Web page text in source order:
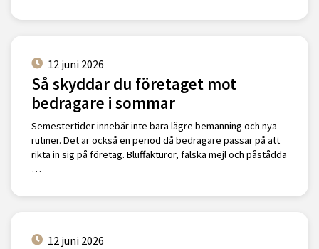
12 juni 2026
Så skyddar du företaget mot
bedragare i sommar
Semestertider innebär inte bara lägre bemanning och nya
rutiner. Det är också en period då bedragare passar på att
rikta in sig på företag. Bluffakturor, falska mejl och påstådda
…
12 juni 2026